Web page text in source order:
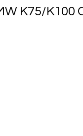
K75/K100